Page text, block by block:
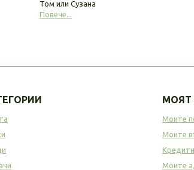
Том или Сузана
Повече...
МОЯТ
Моите
Моите
Моите